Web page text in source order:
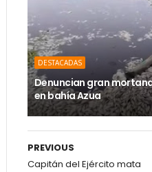
DESTACADAS
Denuncian gran
en bahía Azua
PREVIOUS
Capitán del Ejército mata